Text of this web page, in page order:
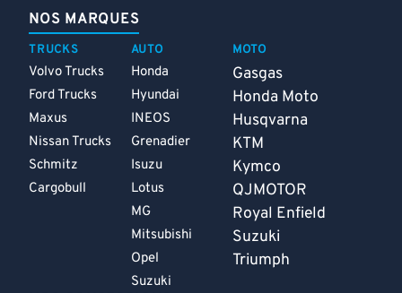
NOS MARQUES
TRUCKS
Volvo Trucks
Ford Trucks
Maxus
Nissan Trucks
Schmitz
Cargobull
AUTO
Honda
Hyundai
INEOS
Grenadier
Isuzu
Lotus
MG
Mitsubishi
Opel
Suzuki
MOTO
Gasgas
Honda Moto
Husqvarna
KTM
Kymco
QJMOTOR
Royal Enfield
Suzuki
Triumph